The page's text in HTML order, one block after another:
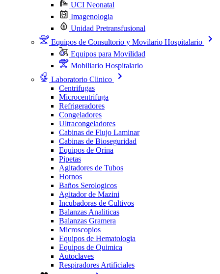
UCI Neonatal
Imagenologia
Unidad Pretransfusional
Equipos de Consultorio y Movilario Hospitalario
Equipos para Movilidad
Mobiliario Hospitalario
Laboratorio Clinico
Centrifugas
Microcentrifuga
Refrigeradores
Congeladores
Ultracongeladores
Cabinas de Flujo Laminar
Cabinas de Bioseguridad
Equipos de Orina
Pipetas
Agitadores de Tubos
Hornos
Baños Serologicos
Agitador de Mazini
Incubadoras de Cultivos
Balanzas Analiticas
Balanzas Gramera
Microscopios
Equipos de Hematologia
Equipos de Quimica
Autoclaves
Respiradores Artificiales